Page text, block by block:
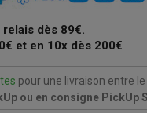
dès 89€.
et en 10x dès 200€
pour une livraison entre le
ou en consigne PickUp